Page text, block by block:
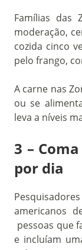
Famílias das
moderação,
cozida cinco
pelo frango,
A carne nas
ou se
leva a níveis
3 –
por dia
americanos
pessoas que
e incluíam